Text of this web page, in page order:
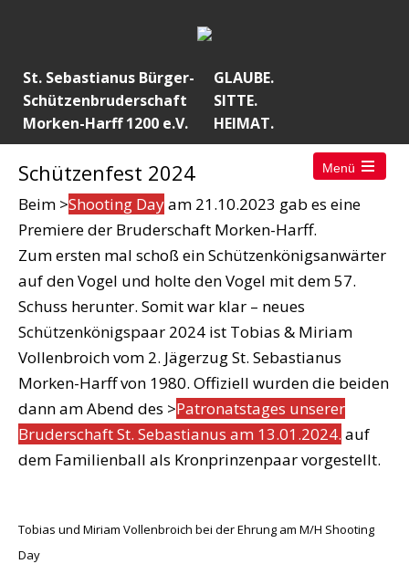
St. Sebastianus Bürger-
Schützenbruderschaft
Morken-Harff 1200 e.V.
GLAUBE.
SITTE.
HEIMAT.
Menü
Open
main
Schützenfest 2024
Beim >Shooting Dayam 21.10.2023 gab es eine
Premiere der Bruderschaft Morken-Harff.
Zum ersten mal schoß ein Schützenkönigsanwärter
auf den Vogel und holte den Vogel mit dem 57.
Schuss herunter. Somit war klar – neues
Schützenkönigspaar 2024 ist Tobias & Miriam
Vollenbroich vom 2. Jägerzug St. Sebastianus
Morken-Harff von 1980. Offiziell wurden die beiden
dann am Abend des >Patronatstages unserer
Bruderschaft St. Sebastianus am 13.01.2024. auf
dem Familienball als Kronprinzenpaar vorgestellt.
Tobias und Miriam Vollenbroich bei der Ehrung am M/H Shooting
Day